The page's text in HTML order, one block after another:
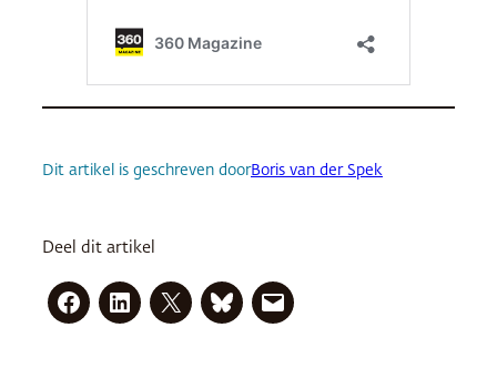
Dit artikel is geschreven doorBoris van der Spek
Deel dit artikel